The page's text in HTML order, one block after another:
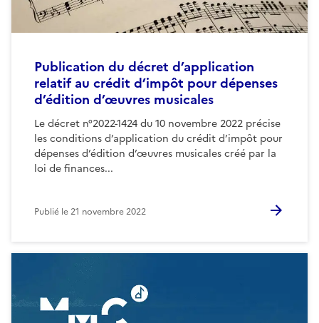
Publication du décret d’application
relatif au crédit d’impôt pour dépenses
d’édition d’œuvres musicales
Le décret n°2022-1424 du 10 novembre 2022 précise
les conditions d’application du crédit d’impôt pour
dépenses d’édition d’œuvres musicales créé par la
loi de finances...
Publié le21 novembre 2022